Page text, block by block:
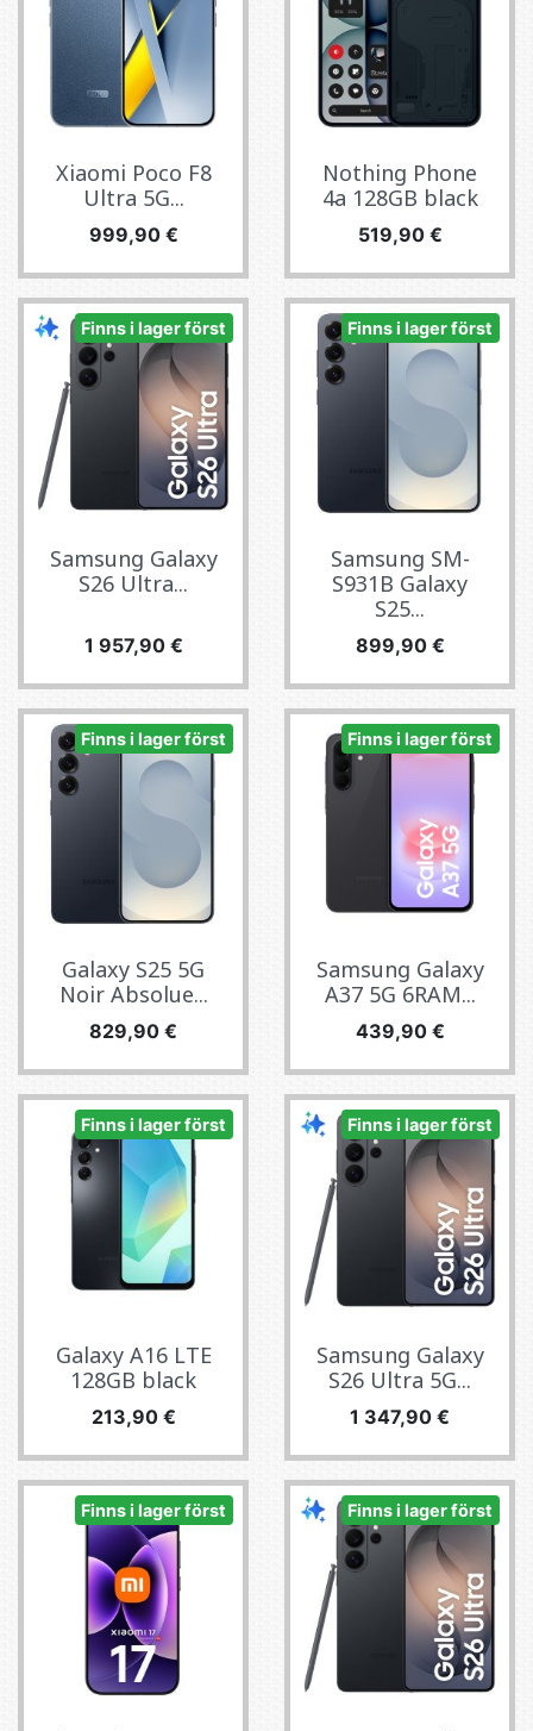
Xiaomi Poco F8
Ultra 5G...
Pris
999,90 €
Nothing Phone
4a 128GB black
Pris
519,90 €
Finns i lager först
Samsung Galaxy
S26 Ultra...
Pris
1 957,90 €
Finns i lager först
Samsung SM-
S931B Galaxy
S25...
Pris
899,90 €
Finns i lager först
Galaxy S25 5G
Noir Absolue...
Pris
829,90 €
Finns i lager först
Samsung Galaxy
A37 5G 6RAM...
Pris
439,90 €
Finns i lager först
Galaxy A16 LTE
128GB black
Pris
213,90 €
Finns i lager först
Samsung Galaxy
S26 Ultra 5G...
Pris
1 347,90 €
Finns i lager först Finns i lager först